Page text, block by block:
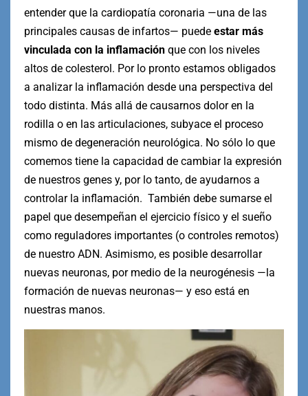
entender que la cardiopatía coronaria —una de las
principales causas de infartos— puede estar más
vinculada con la inflamación que con los niveles
altos de colesterol. Por lo pronto estamos obligados
a analizar la inflamación desde una perspectiva del
todo distinta. Más allá de causarnos dolor en la
rodilla o en las articulaciones, subyace el proceso
mismo de degeneración neurológica. No sólo lo que
comemos tiene la capacidad de cambiar la expresión
de nuestros genes y, por lo tanto, de ayudarnos a
controlar la inflamación. También debe sumarse el
papel que desempeñan el ejercicio físico y el sueño
como reguladores importantes (o controles remotos)
de nuestro ADN. Asimismo, es posible desarrollar
nuevas neuronas, por medio de la neurogénesis —la
formación de nuevas neuronas— y eso está en
nuestras manos.